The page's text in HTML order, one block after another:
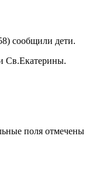
сообщили дети.
Св.Екатерины.
поля отмечены